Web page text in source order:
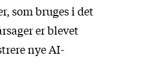
som bruges i det
er blevet
nye AI-